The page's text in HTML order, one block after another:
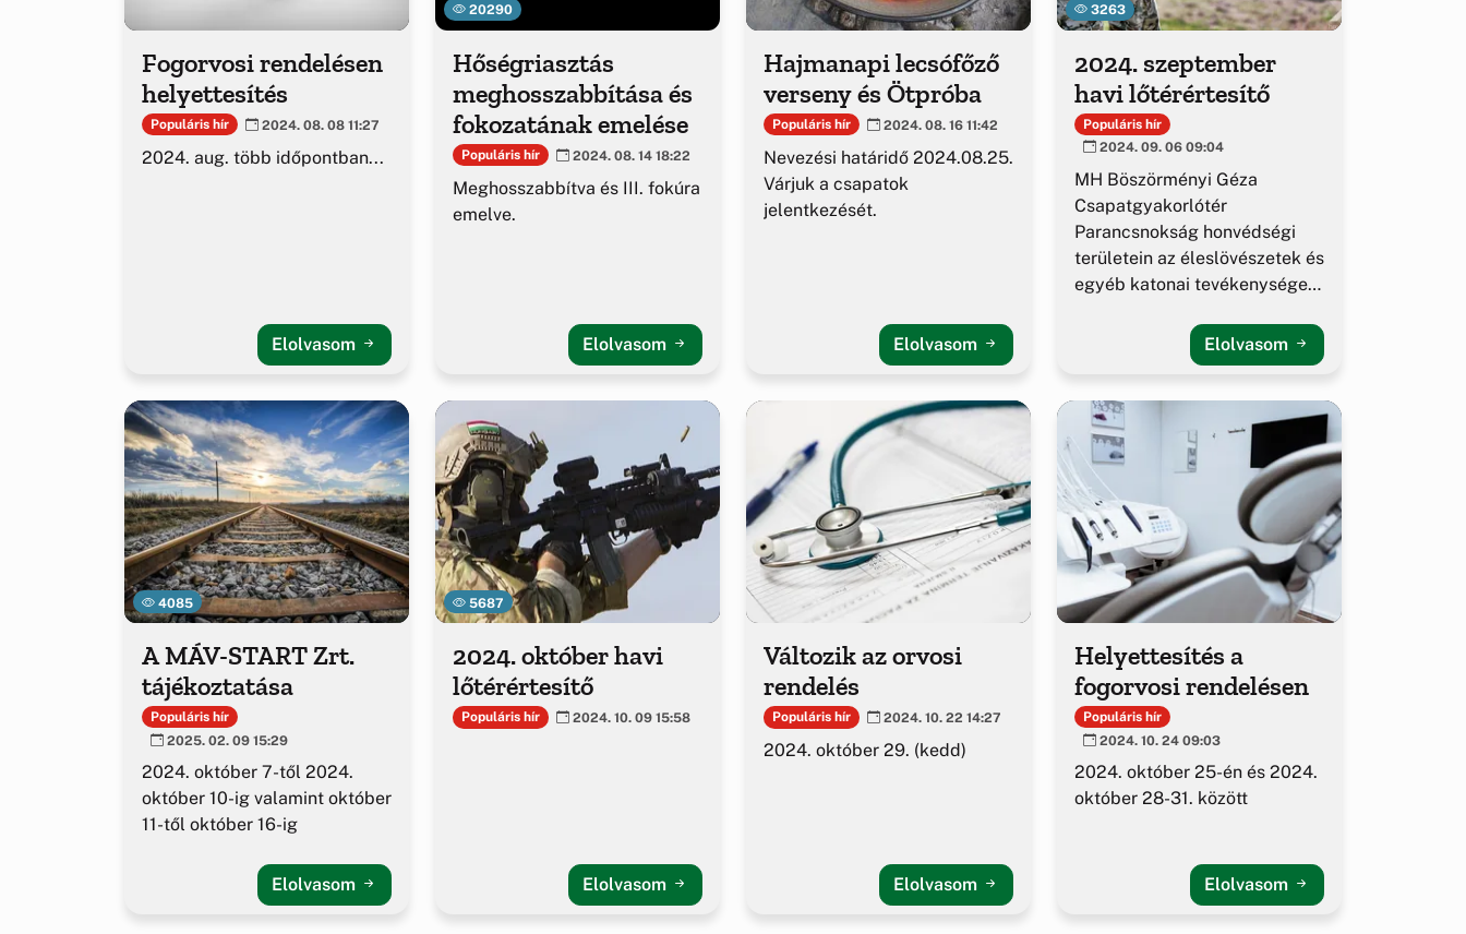
Fogorvosi rendelésen
helyettesítés
Populáris hír 2024. 08. 08 11:27
2024. aug. több időpontban...
Elolvasom
20290
Hőségriasztás
meghosszabbítása és
fokozatának emelése
Populáris hír 2024. 08. 14 18:22
Meghosszabbítva és III. fokúra
emelve.
Elolvasom
Hajmanapi lecsófőző
verseny és Ötpróba
Populáris hír 2024. 08. 16 11:42
Nevezési határidő 2024.08.25.
Várjuk a csapatok
jelentkezését.
Elolvasom
3263
2024. szeptember
havi lőtérértesítő
Populáris hír
2024. 09. 06 09:04
MH Böszörményi Géza
Csapatgyakorlótér
Parancsnokság honvédségi
területein az éleslövészetek és
egyéb katonai tevékenységek
Elolvasom
4085
A MÁV-START Zrt.
tájékoztatása
Populáris hír
2025. 02. 09 15:29
2024. október 7-től 2024.
október 10-ig valamint október
11-től október 16-ig
Elolvasom
5687
2024. október havi
lőtérértesítő
Populáris hír 2024. 10. 09 15:58
Elolvasom
Változik az orvosi
rendelés
Populáris hír 2024. 10. 22 14:27
2024. október 29. (kedd)
Elolvasom
Helyettesítés a
fogorvosi rendelésen
Populáris hír
2024. 10. 24 09:03
2024. október 25-én és 2024.
október 28-31. között
Elolvasom